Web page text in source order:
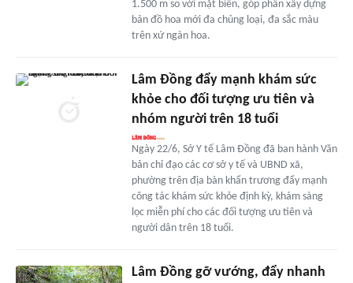
1.500 m so với mặt biển, góp phần xây dựng
bản đồ hoa mới đa chủng loại, đa sắc màu
trên xứ ngàn hoa.
Lâm Đồng đẩy mạnh khám sức
khỏe cho đối tượng ưu tiên và
nhóm người trên 18 tuổi
Ngày 22/6, Sở Y tế Lâm Đồng đã ban hành Văn
bản chỉ đạo các cơ sở y tế và UBND xã,
phường trên địa bàn khẩn trương đẩy mạnh
công tác khám sức khỏe định kỳ, khám sàng
lọc miễn phí cho các đối tượng ưu tiên và
người dân trên 18 tuổi.
Lâm Đồng gỡ vướng, đẩy nhanh